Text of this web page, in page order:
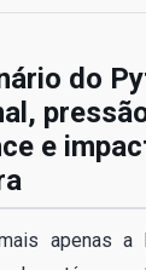
do
e
apenas a